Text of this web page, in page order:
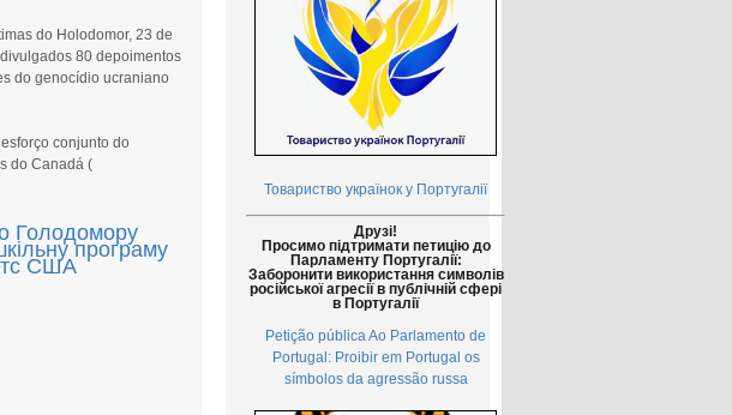
do Holodomor, 23 de
80 depoimentos
do genocídio ucraniano
conjunto do
do Canadá (
Голодомору
програму
США
Товариство українок у Португалії
Друзі!
Просимо підтримати петицію до
Парламенту Португалії:
Заборонити використання символів
російської агресії в публічній сфері
в Португалії
Petição pública Ao Parlamento de
Portugal: Proibir em Portugal os
símbolos da agressão russa